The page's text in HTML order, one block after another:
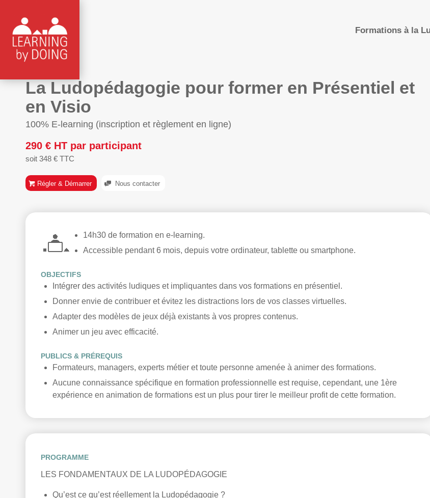
Formations à la
La Ludopédagogie pour former en Présentiel et
en Visio
100% E-learning (inscription et règlement en ligne)
290 € HT par participant
soit 348 € TTC
Régler & Démarrer Nous contacter
14h30 de formation en e-learning.
Accessible pendant 6 mois, depuis votre ordinateur, tablette ou smartphone.
OBJECTIFS
Intégrer des activités ludiques et impliquantes dans vos formations en présentiel.
Donner envie de contribuer et évitez les distractions lors de vos classes virtuelles.
Adapter des modèles de jeux déjà existants à vos propres contenus.
Animer un jeu avec efficacité.
PUBLICS & PRÉREQUIS
Formateurs, managers, experts métier et toute personne amenée à animer des formations.
Aucune connaissance spécifique en formation professionnelle est requise, cependant, une 1ère
expérience en animation de formations est un plus pour tirer le meilleur profit de cette formation.
PROGRAMME
LES FONDAMENTAUX DE LA LUDOPÉDAGOGIE
Qu’est ce qu’est réellement la Ludopédagogie ?